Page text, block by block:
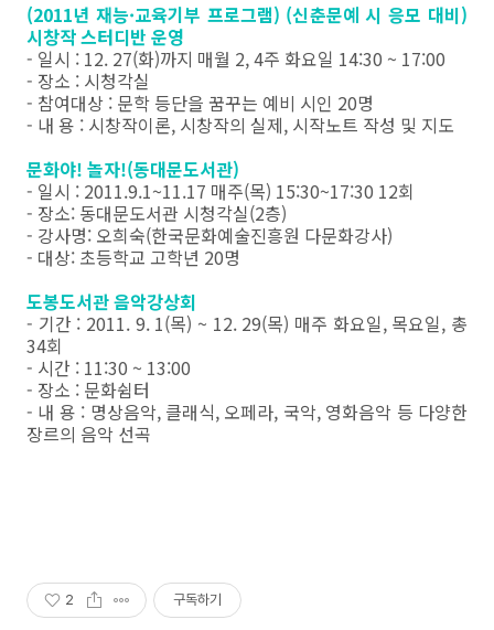
(2011년 재능·교육기부 프로그램) (신춘문예 시 응모 대비)
시창작 스터디반 운영
- 일시 : 12. 27(화)까지 매월 2, 4주 화요일 14:30 ~ 17:00
- 장소 : 시청각실
- 참여대상 : 문학 등단을 꿈꾸는 예비 시인 20명
- 내 용 : 시창작이론, 시창작의 실제, 시작노트 작성 및 지도
문화야! 놀자!(동대문도서관)
- 일시 : 2011.9.1~11.17 매주(목) 15:30~17:30 12회
- 장소: 동대문도서관 시청각실(2층)
- 강사명: 오희숙(한국문화예술진흥원 다문화강사)
- 대상: 초등학교 고학년 20명
도봉도서관 음악강상회
- 기간 : 2011. 9. 1(목) ~ 12. 29(목) 매주 화요일, 목요일, 총
34회
- 시간 : 11:30 ~ 13:00
- 장소 : 문화쉼터
- 내 용 : 명상음악, 클래식, 오페라, 국악, 영화음악 등 다양한
장르의 음악 선곡
2 구독하기